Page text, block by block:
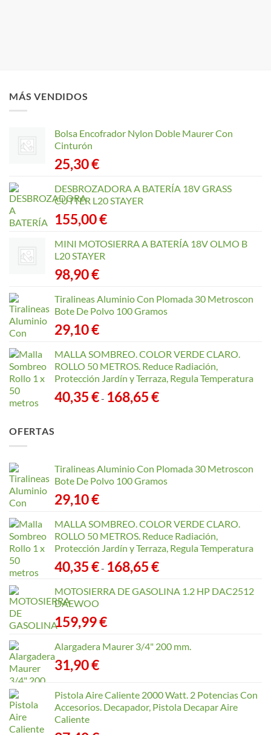
MÁS VENDIDOS
Bolsa Encofrador Nylon Doble Maurer Con
Cinturón
25,30€
DESBROZADORA A BATERÍA 18V GRASS
CUTTER L20 STAYER
155,00€
MINI MOTOSIERRA A BATERÍA 18V OLMO B
L20 STAYER
98,90€
Tiralineas Aluminio Con Plomada 30 Metroscon
Bote De Polvo 100 Gramos
29,10€
MALLA SOMBREO. COLOR VERDE CLARO.
ROLLO 50 METROS. Reduce Radiación,
Protección Jardín y Terraza, Regula Temperatura
40,35€- 168,65€Rango
168,65 €
OFERTAS
Tiralineas Aluminio Con Plomada 30 Metroscon
Bote De Polvo 100 Gramos
29,10€
MALLA SOMBREO. COLOR VERDE CLARO.
ROLLO 50 METROS. Reduce Radiación,
Protección Jardín y Terraza, Regula Temperatura
40,35€- 168,65€Rango
precios:
MOTOSIERRA DE GASOLINA 1.2 HP DAC2512
DAEWOO
159,99€
Alargadera Maurer 3/4" 200 mm.
31,90€
Pistola Aire Caliente 2000 Watt. 2 Potencias Con
Accesorios. Decapador, Pistola Decapar Aire
Caliente